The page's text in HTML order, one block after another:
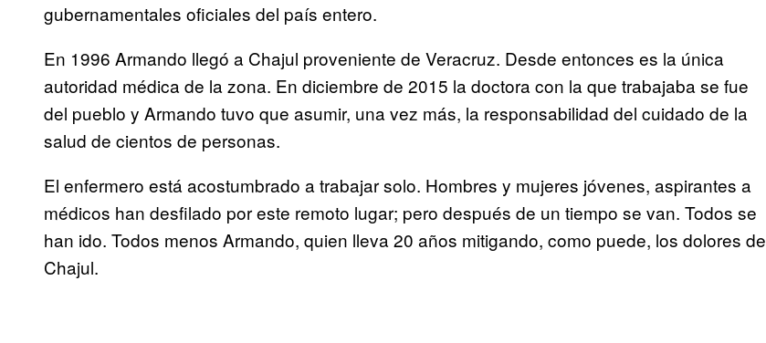
gubernamentales oficiales del país entero.
En 1996 Armando llegó a Chajul proveniente de Veracruz. Desde entonces es la única
autoridad médica de la zona. En diciembre de 2015 la doctora con la que trabajaba se fue
del pueblo y Armando tuvo que asumir, una vez más, la responsabilidad del cuidado de la
salud de cientos de personas.
El enfermero está acostumbrado a trabajar solo. Hombres y mujeres jóvenes, aspirantes a
médicos han desfilado por este remoto lugar; pero después de un tiempo se van. Todos se
han ido. Todos menos Armando, quien lleva 20 años mitigando, como puede, los dolores de
Chajul.